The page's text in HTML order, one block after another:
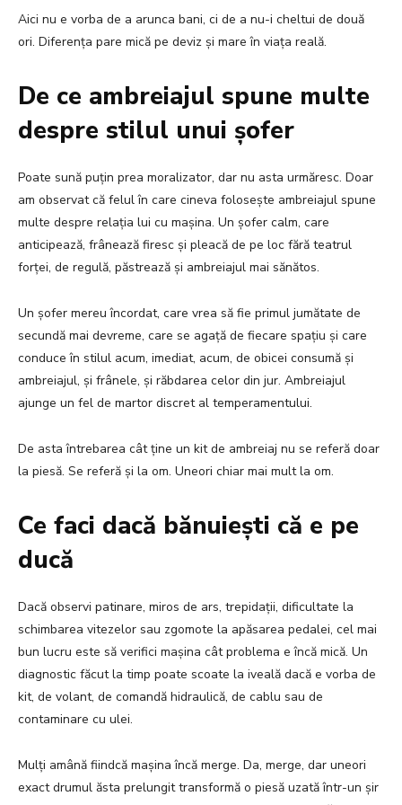
Aici nu e vorba de a arunca bani, ci de a nu-i cheltui de două
ori. Diferența pare mică pe deviz și mare în viața reală.
De ce ambreiajul spune multe
despre stilul unui șofer
Poate sună puțin prea moralizator, dar nu asta urmăresc. Doar
am observat că felul în care cineva folosește ambreiajul spune
multe despre relația lui cu mașina. Un șofer calm, care
anticipează, frânează firesc și pleacă de pe loc fără teatrul
forței, de regulă, păstrează și ambreiajul mai sănătos.
Un șofer mereu încordat, care vrea să fie primul jumătate de
secundă mai devreme, care se agață de fiecare spațiu și care
conduce în stilul acum, imediat, acum, de obicei consumă și
ambreiajul, și frânele, și răbdarea celor din jur. Ambreiajul
ajunge un fel de martor discret al temperamentului.
De asta întrebarea cât ține un kit de ambreiaj nu se referă doar
la piesă. Se referă și la om. Uneori chiar mai mult la om.
Ce faci dacă bănuiești că e pe
ducă
Dacă observi patinare, miros de ars, trepidații, dificultate la
schimbarea vitezelor sau zgomote la apăsarea pedalei, cel mai
bun lucru este să verifici mașina cât problema e încă mică. Un
diagnostic făcut la timp poate scoate la iveală dacă e vorba de
kit, de volant, de comandă hidraulică, de cablu sau de
contaminare cu ulei.
Mulți amână fiindcă mașina încă merge. Da, merge, dar uneori
exact drumul ăsta prelungit transformă o piesă uzată într-un șir